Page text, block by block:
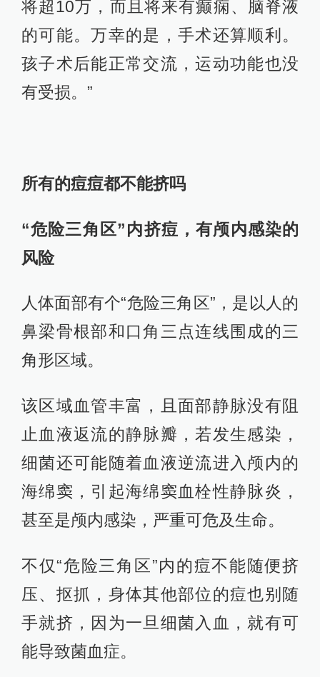
将超10万，而且将来有癫痫、脑脊液
的可能。万幸的是，手术还算顺利。
孩子术后能正常交流，运动功能也没
有受损。”
所有的痘痘都不能挤吗
“危险三角区”内挤痘，有颅内感染的
风险
人体面部有个“危险三角区”，是以人的
鼻梁骨根部和口角三点连线围成的三
角形区域。
该区域血管丰富，且面部静脉没有阻
止血液返流的静脉瓣，若发生感染，
细菌还可能随着血液逆流进入颅内的
海绵窦，引起海绵窦血栓性静脉炎，
甚至是颅内感染，严重可危及生命。
不仅“危险三角区”内的痘不能随便挤
压、抠抓，身体其他部位的痘也别随
手就挤，因为一旦细菌入血，就有可
能导致菌血症。